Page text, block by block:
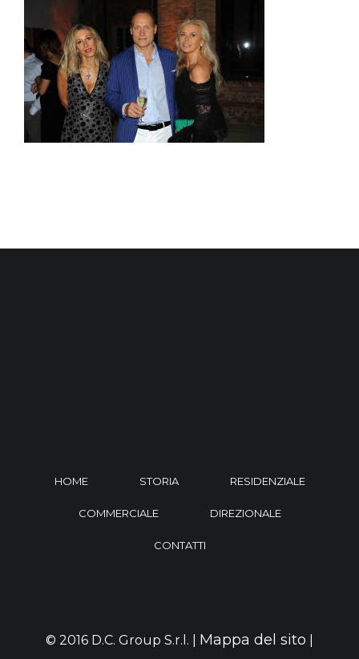
HOME STORIA RESIDENZIALE
COMMERCIALE DIREZIONALE
CONTATTI
© 2016 D.C. Group S.r.l. | Mappa del sito